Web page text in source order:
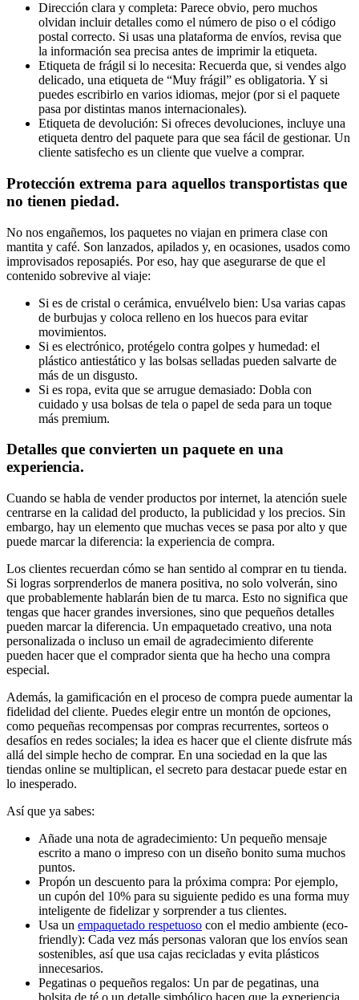
Dirección clara y completa: Parece obvio, pero muchos
olvidan incluir detalles como el número de piso o el código
postal correcto. Si usas una plataforma de envíos, revisa que
la información sea precisa antes de imprimir la etiqueta.
Etiqueta de frágil si lo necesita: Recuerda que, si vendes algo
delicado, una etiqueta de “Muy frágil” es obligatoria. Y si
puedes escribirlo en varios idiomas, mejor (por si el paquete
pasa por distintas manos internacionales).
Etiqueta de devolución: Si ofreces devoluciones, incluye una
etiqueta dentro del paquete para que sea fácil de gestionar. Un
cliente satisfecho es un cliente que vuelve a comprar.
Protección extrema para aquellos transportistas que
no tienen piedad.
No nos engañemos, los paquetes no viajan en primera clase con
mantita y café. Son lanzados, apilados y, en ocasiones, usados como
improvisados reposapiés. Por eso, hay que asegurarse de que el
contenido sobrevive al viaje:
Si es de cristal o cerámica, envuélvelo bien: Usa varias capas
de burbujas y coloca relleno en los huecos para evitar
movimientos.
Si es electrónico, protégelo contra golpes y humedad: el
plástico antiestático y las bolsas selladas pueden salvarte de
más de un disgusto.
Si es ropa, evita que se arrugue demasiado: Dobla con
cuidado y usa bolsas de tela o papel de seda para un toque
más premium.
Detalles que convierten un paquete en una
experiencia.
Cuando se habla de vender productos por internet, la atención suele
centrarse en la calidad del producto, la publicidad y los precios. Sin
embargo, hay un elemento que muchas veces se pasa por alto y que
puede marcar la diferencia: la experiencia de compra.
Los clientes recuerdan cómo se han sentido al comprar en tu tienda.
Si logras sorprenderlos de manera positiva, no solo volverán, sino
que probablemente hablarán bien de tu marca. Esto no significa que
tengas que hacer grandes inversiones, sino que pequeños detalles
pueden marcar la diferencia. Un empaquetado creativo, una nota
personalizada o incluso un email de agradecimiento diferente
pueden hacer que el comprador sienta que ha hecho una compra
especial.
Además, la gamificación en el proceso de compra puede aumentar la
fidelidad del cliente. Puedes elegir entre un montón de opciones,
como pequeñas recompensas por compras recurrentes, sorteos o
desafíos en redes sociales; la idea es hacer que el cliente disfrute más
allá del simple hecho de comprar. En una sociedad en la que las
tiendas online se multiplican, el secreto para destacar puede estar en
lo inesperado.
Así que ya sabes:
Añade una nota de agradecimiento: Un pequeño mensaje
escrito a mano o impreso con un diseño bonito suma muchos
puntos.
Propón un descuento para la próxima compra: Por ejemplo,
un cupón del 10% para su siguiente pedido es una forma muy
inteligente de fidelizar y sorprender a tus clientes.
Usa un empaquetado respetuoso con el medio ambiente (eco-
friendly): Cada vez más personas valoran que los envíos sean
sostenibles, así que usa cajas recicladas y evita plásticos
innecesarios.
Pegatinas o pequeños regalos: Un par de pegatinas, una